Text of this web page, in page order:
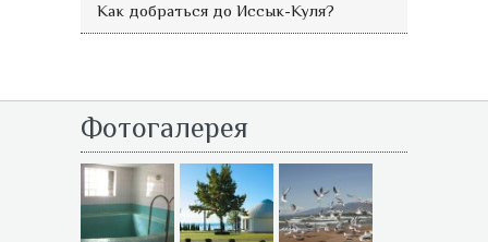
Как добраться до Иссык-Куля?
Фотогалерея